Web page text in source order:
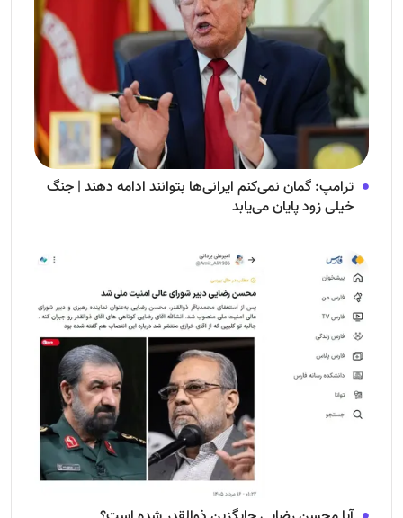
ترامپ: گمان نمی‌کنم ایرانی‌ها بتوانند ادامه دهند | جنگ
خیلی زود پایان می‌یابد